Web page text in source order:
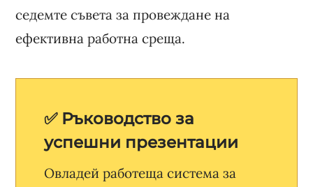
седемте съвета за провеждане на
ефективна работна среща.
✅ Ръководство за
успешни презентации
Овладей работеща система за